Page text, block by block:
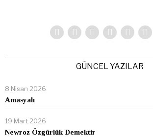
GÜNCEL YAZILAR
8 Nisan 2026
Amasyalı
19 Mart 2026
Newroz Özgürlük Demektir